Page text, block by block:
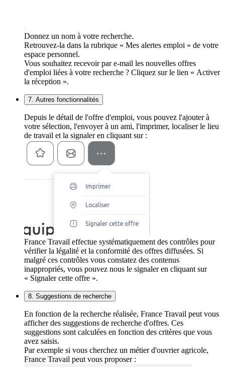
Donnez un nom à votre recherche.
Retrouvez-la dans la rubrique « Mes alertes emploi » de votre
espace personnel.
Vous souhaitez recevoir par e-mail les nouvelles offres
d'emploi liées à votre recherche ? Cliquez sur le lien « Activer
la réception ».
7. Autres fonctionnalités
Depuis le détail de l'offre d'emploi, vous pouvez l'ajouter à
votre sélection, l'envoyer à un ami, l'imprimer, localiser le lieu
de travail et la signaler en cliquant sur :
France Travail effectue systématiquement des contrôles pour
vérifier la légalité et la conformité des offres diffusées. Si
malgré ces contrôles vous constatez des contenus
inappropriés, vous pouvez nous le signaler en cliquant sur
« Signaler cette offre ».
8. Suggestions de recherche
En fonction de la recherche réalisée, France Travail peut vous
afficher des suggestions de recherche d'offres. Ces
suggestions sont calculées en fonction des critères que vous
avez saisis.
Par exemple si vous cherchez un métier d'ouvrier agricole,
France Travail peut vous proposer :